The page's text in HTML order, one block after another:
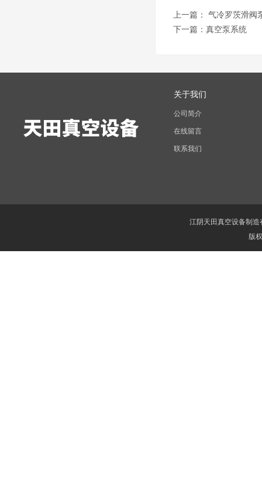
上一篇： 气冷罗茨滑阀
下一篇： 真空泵系统
关于我们
公司简介
在线留言
联系我们
江阴天田真空设备制
版